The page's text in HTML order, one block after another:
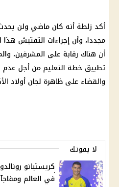
أكد زلطة أنه كان ماضي ولن
مجددا، وأن إجراءات التفتيش
أن هناك رقابة على المشرفين،
تطبيق خطة التعليم من أجل
والقضاء على ظاهرة لجان أولاد
لا يفوتك
كريستيانو
في العالم